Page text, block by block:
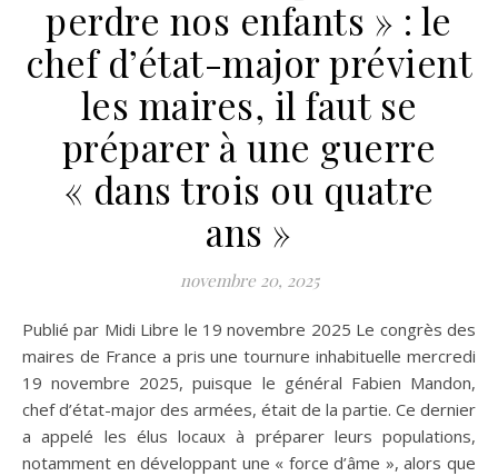
perdre nos enfants » : le
chef d’état-major prévient
les maires, il faut se
préparer à une guerre
« dans trois ou quatre
ans »
novembre 20, 2025
Publié par Midi Libre le 19 novembre 2025 Le congrès des
maires de France a pris une tournure inhabituelle mercredi
19 novembre 2025, puisque le général Fabien Mandon,
chef d’état-major des armées, était de la partie. Ce dernier
a appelé les élus locaux à préparer leurs populations,
notamment en développant une « force d’âme », alors que